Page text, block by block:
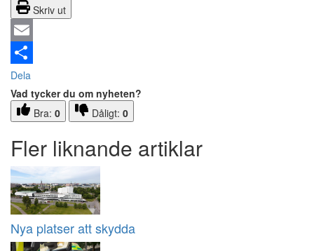
Skriv ut
Email
Dela
Vad tycker du om nyheten?
Bra: 0 Dåligt: 0
Fler liknande artiklar
Nya platser att skydda